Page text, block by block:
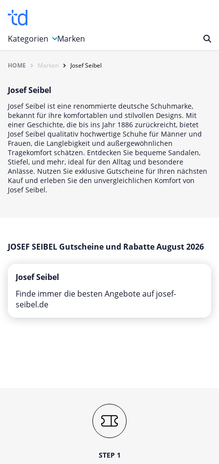
Kategorien
Auto, Motorrad & Werkzeuge
Computer & Elektronik
Entertainment & Media
Essen & Trinken
Foto, Druck & Büro
Gaming & Spielzeug
Garten, Haushalt & Tiere
Mode & Accessoires
Sonstiges
Sport & Freizeit
Urlaub & Reise
Marken
HOME Marken Josef Seibel
Josef Seibel
Josef Seibel ist eine renommierte deutsche Schuhmarke,
bekannt für ihre komfortablen und stilvollen Designs. Mit
einer Geschichte, die bis ins Jahr 1886 zurückreicht, bietet
Josef Seibel qualitativ hochwertige Schuhe für Männer und
Frauen, die Langlebigkeit und außergewöhnlichen
Tragekomfort schätzen. Entdecken Sie bequeme Sandalen,
Stiefel, und mehr, ideal für den Alltag und besondere
Anlässe. Nutzen Sie exklusive Gutscheine für Ihren nächsten
Kauf und erleben Sie den unvergleichlichen Komfort von
Josef Seibel.
JOSEF SEIBEL Gutscheine und Rabatte August 2026
Josef Seibel
Finde immer die besten Angebote auf josef-
seibel.de
STEP 1